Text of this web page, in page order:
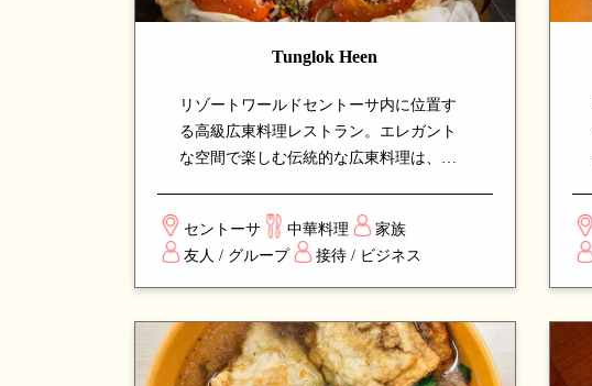
Tunglok Heen
リゾートワールドセントーサ内に位置す
る高級広東料理レストラン。エレガント
な空間で楽しむ伝統的な広東料理は、点
く揃います。家族の集まりやビジネスダ
イニングに最適で、上質なサービスと安
定した品質で長年シンガポールで支持さ
れる名店です。
セントーサ 中華料理
家族
友人 / グループ
接待 / ビジネス